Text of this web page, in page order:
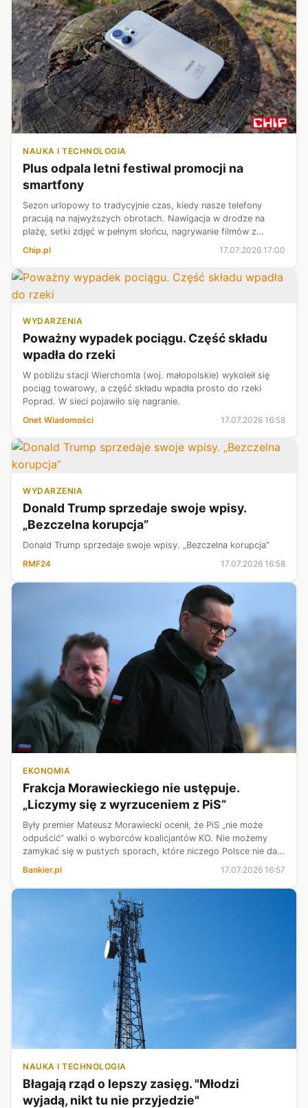
NAUKA I TECHNOLOGIA
Plus odpala letni festiwal promocji na
smartfony
Sezon urlopowy to tradycyjnie czas, kiedy nasze telefony
pracują na najwyższych obrotach. Nawigacja w drodze na
plażę, setki zdjęć w pełnym słońcu, nagrywanie filmów z
najlepszy sprzęt. Jeś...
Chip.pl 17.07.2026 17:00
WYDARZENIA
Poważny wypadek pociągu. Część składu
wpadła do rzeki
W pobliżu stacji Wierchomla (woj. małopolskie) wykoleił się
pociąg towarowy, a część składu wpadła prosto do rzeki
Poprad. W sieci pojawiło się nagranie.
Onet Wiadomości
17.07.2026 16:58
WYDARZENIA
Donald Trump sprzedaje swoje wpisy.
„Bezczelna korupcja”
Donald Trump sprzedaje swoje wpisy. „Bezczelna korupcja”
RMF24
17.07.2026 16:58
EKONOMIA
Frakcja Morawieckiego nie ustępuje.
„Liczymy się z wyrzuceniem z PiS”
Były premier Mateusz Morawiecki ocenił, że PiS „nie może
odpuścić” walki o wyborców koalicjantów KO. Nie możemy
zamykać się w pustych sporach, które niczego Polsce nie dają
zwycięstwo wokół dor...
Bankier.pl 17.07.2026 16:57
NAUKA I TECHNOLOGIA
Błagają rząd o lepszy zasięg. "Młodzi
wyjadą, nikt tu nie przyjedzie"